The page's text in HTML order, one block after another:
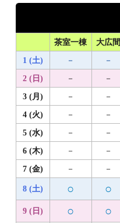
茶室一棟 大広間
1 (土)
－ －
2 (日)
－ －
3 (月)
－ －
4 (火)
－ －
5 (水)
－ －
6 (木)
－ －
7 (金)
－ －
8 (土) ○ ○
9 (日) ○ ○